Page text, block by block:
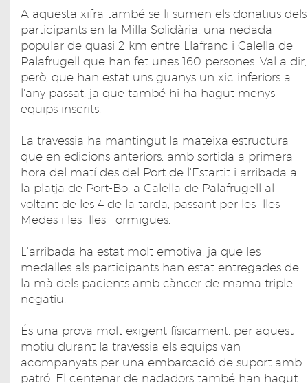
A aquesta xifra també se li sumen els donatius dels
participants en la Milla Solidària, una nedada
popular de quasi 2 km entre Llafranc i Calella de
Palafrugell que han fet unes 160 persones. Val a dir,
però, que han estat uns guanys un xic inferiors a
l'any passat, ja que també hi ha hagut menys
equips inscrits.
La travessia ha mantingut la mateixa estructura
que en edicions anteriors, amb sortida a primera
hora del matí des del Port de l'Estartit i arribada a
la platja de Port-Bo, a Calella de Palafrugell al
voltant de les 4 de la tarda, passant per les Illes
Medes i les Illes Formigues.
L'arribada ha estat molt emotiva, ja que les
medalles als participants han estat entregades de
la mà dels pacients amb càncer de mama triple
negatiu.
És una prova molt exigent físicament, per aquest
motiu durant la travessia els equips van
acompanyats per una embarcació de suport amb
patró. El centenar de nadadors també han hagut